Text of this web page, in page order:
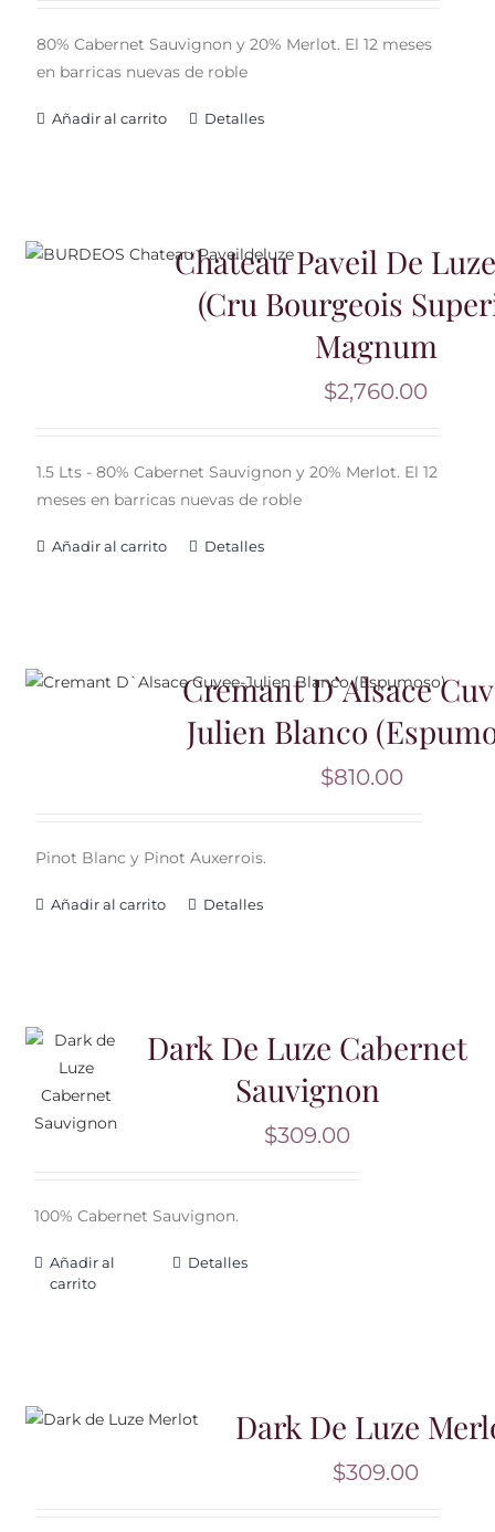
80% Cabernet Sauvignon y 20% Merlot. El 12 meses
en barricas nuevas de roble
Añadir al carrito Detalles
Chateau Paveil De
(Cru Bourgeois
Magnum
$2,760.00
1.5 Lts - 80% Cabernet Sauvignon y 20% Merlot. El 12
meses en barricas nuevas de roble
Añadir al carrito Detalles
Cremant D`Alsace
Julien Blanco
$810.00
Pinot Blanc y Pinot Auxerrois.
Añadir al carrito Detalles
Dark De Luze Cabernet
Sauvignon
$309.00
100% Cabernet Sauvignon.
Añadir al
carrito
Detalles
Dark De Luze
$309.00